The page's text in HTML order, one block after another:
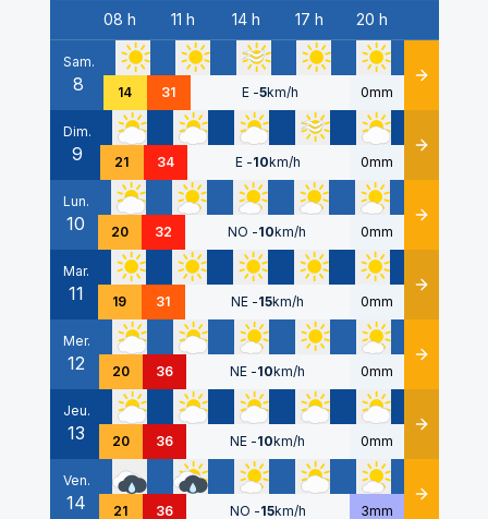
Date
08 h 11 h 14 h 17 h 20 h
Sam.
8 14 31 E -5km/h 0mm Détails
Dim.
9 21 34 E -10km/h 0mm Détails
Lun.
10 20 32 NO -10km/h 0mm Détails
Mar.
11 19 31 NE -15km/h 0mm Détails
Mer.
12 20 36 NE -10km/h 0mm Détails
Jeu.
13 20 36 NE -10km/h 0mm Détails
Ven.
14 21 36 NO -15km/h 3mm Détails